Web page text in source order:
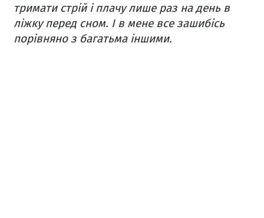
тримати стрій і плачу лише раз на день в
ліжку перед сном. І в мене все зашибісь
порівняно з багатьма іншими.